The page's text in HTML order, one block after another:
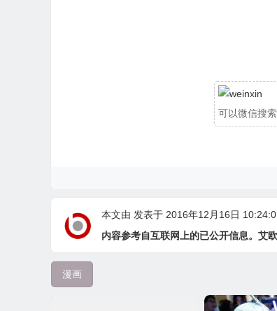
可以微信搜
本文由 发表于 2016年12月16日
内容参考自互联网上的已公开信息。艾
漫画